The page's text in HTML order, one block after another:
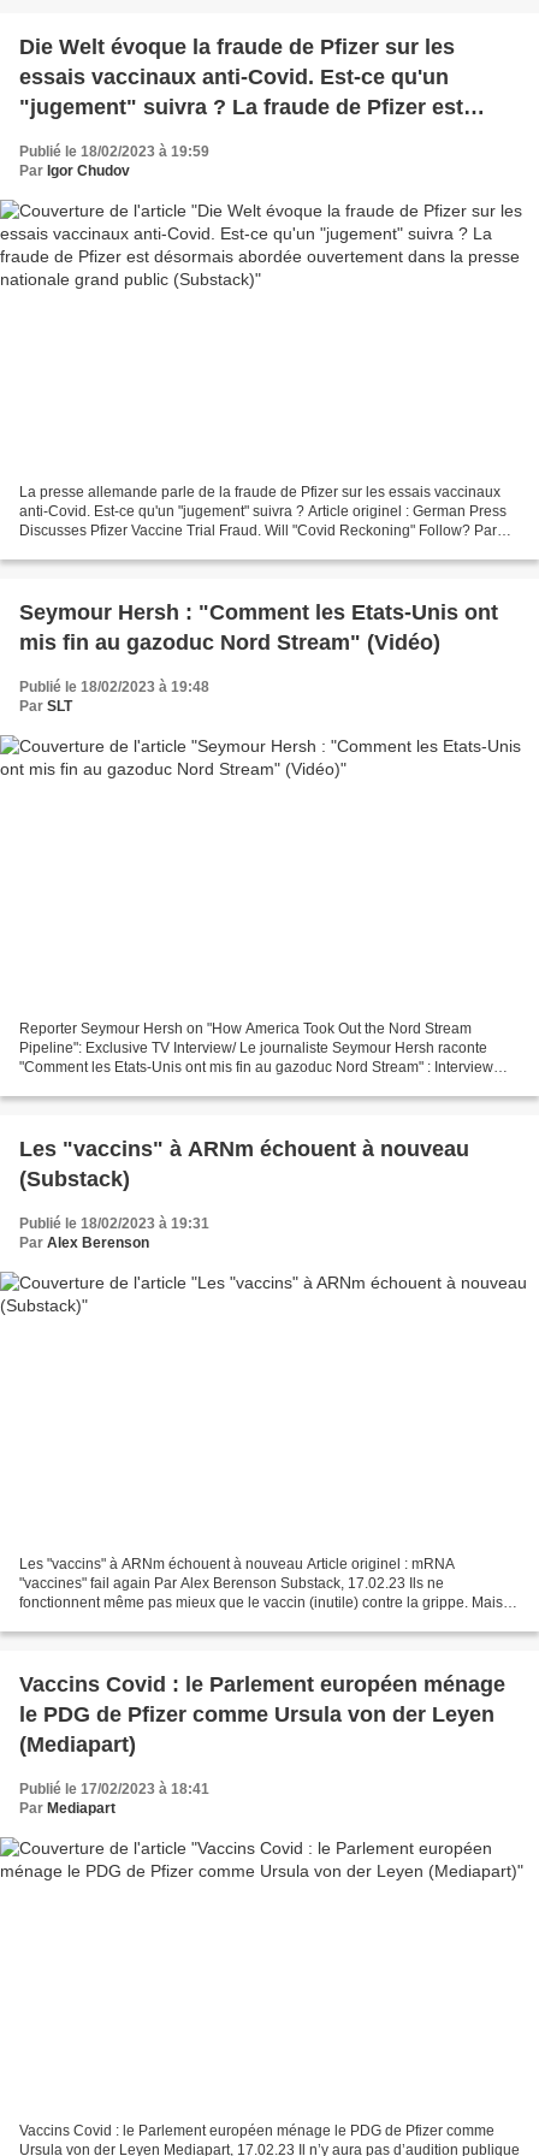
Die Welt évoque la fraude de Pfizer sur les
essais vaccinaux anti-Covid. Est-ce qu'un
"jugement" suivra ? La fraude de Pfizer est
nationale grand public (Substack)
Publié le 18/02/2023 à 19:59
Par Igor Chudov
La presse allemande parle de la fraude de Pfizer sur les essais vaccinaux
anti-Covid. Est-ce qu'un "jugement" suivra ? Article originel : German Press
Discusses Pfizer Vaccine Trial Fraud. Will "Covid Reckoning" Follow? Par
Seymour Hersh : "Comment les Etats-Unis ont
mis fin au gazoduc Nord Stream" (Vidéo)
Publié le 18/02/2023 à 19:48
Par SLT
Reporter Seymour Hersh on "How America Took Out the Nord Stream
Pipeline": Exclusive TV Interview/ Le journaliste Seymour Hersh raconte
"Comment les Etats-Unis ont mis fin au gazoduc Nord Stream" : Interview
Les "vaccins" à ARNm échouent à nouveau
(Substack)
Publié le 18/02/2023 à 19:31
Par Alex Berenson
Les "vaccins" à ARNm échouent à nouveau Article originel : mRNA
"vaccines" fail again Par Alex Berenson Substack, 17.02.23 Ils ne
fonctionnent même pas mieux que le vaccin (inutile) contre la grippe. Mais
Vaccins Covid : le Parlement européen ménage
le PDG de Pfizer comme Ursula von der Leyen
(Mediapart)
Publié le 17/02/2023 à 18:41
Par Mediapart
Vaccins Covid : le Parlement européen ménage le PDG de Pfizer comme
Ursula von der Leyen Mediapart, 17.02.23 Il n’y aura pas d’audition publique